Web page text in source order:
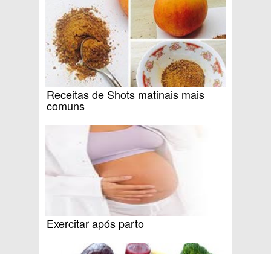
Receitas de Shots matinais mais
comuns
Exercitar após parto